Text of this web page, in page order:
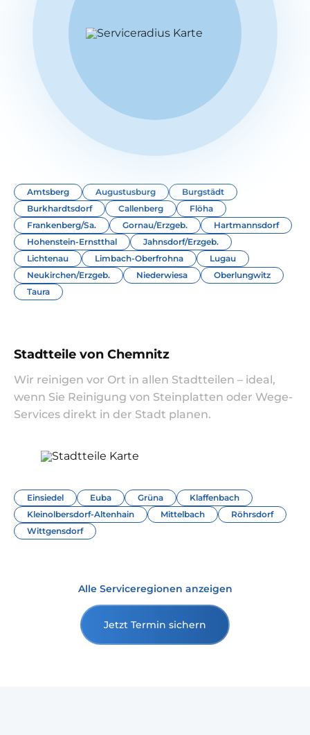
Amtsberg Augustusburg
Burgstädt
Burkhardtsdorf
Callenberg
Flöha
Frankenberg/Sa.
Gornau/Erzgeb.
Hartmannsdorf
Hohenstein-Ernstthal
Jahnsdorf/Erzgeb.
Lichtenau
Limbach-Oberfrohna
Lugau
Neukirchen/Erzgeb.
Niederwiesa
Oberlungwitz
Taura
Stadtteile von Chemnitz
Wir reinigen vor Ort in allen Stadtteilen – ideal,
wenn Sie Reinigung von Steinplatten oder Wege-
Services direkt in der Stadt planen.
Einsiedel Euba Grüna
Klaffenbach
Kleinolbersdorf-Altenhain
Mittelbach
Röhrsdorf
Wittgensdorf
Alle Serviceregionen anzeigen
Jetzt Termin sichern